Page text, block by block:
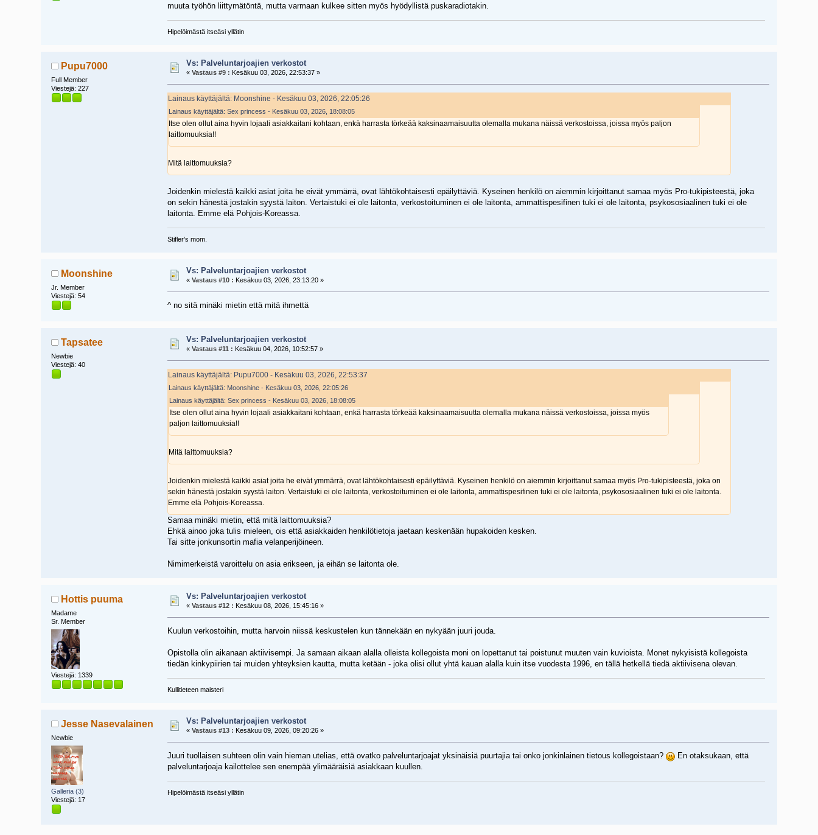
muuta työhön liittymätöntä, mutta varmaan kulkee sitten myös hyödyllistä puskaradiotakin.
Hipelöimästä itseäsi yllätin
Pupu7000
Full Member
Viestejä: 227
Vs: Palveluntarjoajien verkostot
« Vastaus #9 : Kesäkuu 03, 2026, 22:53:37 »
Lainaus käyttäjältä: Moonshine - Kesäkuu 03, 2026, 22:05:26
Lainaus käyttäjältä: Sex princess - Kesäkuu 03, 2026, 18:08:05
Itse olen ollut aina hyvin lojaali asiakkaitani kohtaan, enkä harrasta törkeää kaksinaamaisuutta olemalla mukana näissä verkostoissa, joissa myös paljon
laittomuuksia!!
Mitä laittomuuksia?
Joidenkin mielestä kaikki asiat joita he eivät ymmärrä, ovat lähtökohtaisesti epäilyttäviä. Kyseinen henkilö on aiemmin kirjoittanut samaa myös Pro-tukipisteestä, joka
on sekin hänestä jostakin syystä laiton. Vertaistuki ei ole laitonta, verkostoituminen ei ole laitonta, ammattispesifinen tuki ei ole laitonta, psykososiaalinen tuki ei ole
laitonta. Emme elä Pohjois-Koreassa.
Stifler's mom.
Moonshine
Jr. Member
Viestejä: 54
Vs: Palveluntarjoajien verkostot
« Vastaus #10 : Kesäkuu 03, 2026, 23:13:20 »
^ no sitä minäki mietin että mitä ihmettä
Tapsatee
Newbie
Viestejä: 40
Vs: Palveluntarjoajien verkostot
« Vastaus #11 : Kesäkuu 04, 2026, 10:52:57 »
Lainaus käyttäjältä: Pupu7000 - Kesäkuu 03, 2026, 22:53:37
Lainaus käyttäjältä: Moonshine - Kesäkuu 03, 2026, 22:05:26
Lainaus käyttäjältä: Sex princess - Kesäkuu 03, 2026, 18:08:05
Itse olen ollut aina hyvin lojaali asiakkaitani kohtaan, enkä harrasta törkeää kaksinaamaisuutta olemalla mukana näissä verkostoissa, joissa myös
paljon laittomuuksia!!
Mitä laittomuuksia?
Joidenkin mielestä kaikki asiat joita he eivät ymmärrä, ovat lähtökohtaisesti epäilyttäviä. Kyseinen henkilö on aiemmin kirjoittanut samaa myös Pro-tukipisteestä, joka on
sekin hänestä jostakin syystä laiton. Vertaistuki ei ole laitonta, verkostoituminen ei ole laitonta, ammattispesifinen tuki ei ole laitonta, psykososiaalinen tuki ei ole laitonta.
Emme elä Pohjois-Koreassa.
Samaa minäki mietin, että mitä laittomuuksia?
Ehkä ainoo joka tulis mieleen, ois että asiakkaiden henkilötietoja jaetaan keskenään hupakoiden kesken.
Tai sitte jonkunsortin mafia velanperijöineen.
Nimimerkeistä varoittelu on asia erikseen, ja eihän se laitonta ole.
Hottis puuma
Madame
Sr. Member
Viestejä: 1339
Vs: Palveluntarjoajien verkostot
« Vastaus #12 : Kesäkuu 08, 2026, 15:45:16 »
Kuulun verkostoihin, mutta harvoin niissä keskustelen kun tännekään en nykyään juuri jouda.
Opistolla olin aikanaan aktiivisempi. Ja samaan aikaan alalla olleista kollegoista moni on lopettanut tai poistunut muuten vain kuvioista. Monet nykyisistä kollegoista
tiedän kinkypiirien tai muiden yhteyksien kautta, mutta ketään - joka olisi ollut yhtä kauan alalla kuin itse vuodesta 1996, en tällä hetkellä tiedä aktiivisena olevan.
Kullitieteen maisteri
Jesse Nasevalainen
Newbie
Galleria (3)
Viestejä: 17
Vs: Palveluntarjoajien verkostot
« Vastaus #13 : Kesäkuu 09, 2026, 09:20:26 »
Juuri tuollaisen suhteen olin vain hieman utelias, että ovatko palveluntarjoajat yksinäisiä puurtajia tai onko jonkinlainen tietous kollegoistaan?
En otaksukaan, että
palveluntarjoaja kailottelee sen enempää ylimääräisiä asiakkaan kuullen.
Hipelöimästä itseäsi yllätin